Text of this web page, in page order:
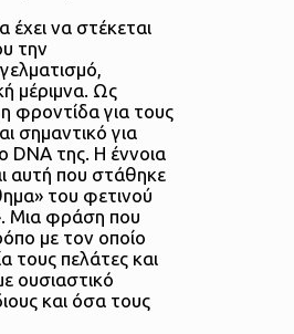
έχει να στέκεται
την
μέριμνα. Ως
φροντίδα για τους
σημαντικό για
DNA της. Η έννοια
αυτή που στάθηκε
του φετινού
Μια φράση που
με τον οποίο
τους πελάτες και
ουσιαστικό
και όσα τους